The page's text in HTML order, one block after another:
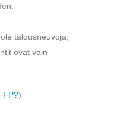
talousneuvoja,
ovat vain
)